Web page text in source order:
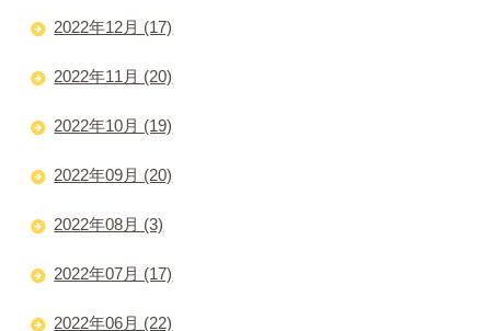
2022年12月 (17)
2022年11月 (20)
2022年10月 (19)
2022年09月 (20)
2022年08月 (3)
2022年07月 (17)
2022年06月 (22)